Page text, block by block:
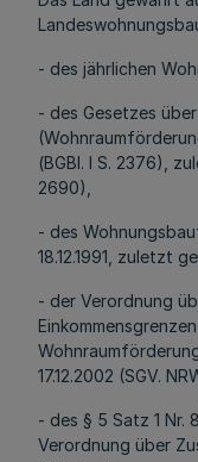
- des jährlichen
- des Gesetzes
(BGBl. I S. 2376),
2690),
- des
18.12.1991, zuletzt
- der Verordnung
17.12.2002 (SGV.
- des § 5 Satz 1 Nr.
Verordnung über